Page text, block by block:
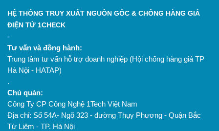
HỆ THỐNG TRUY XUẤT NGUỒN GỐC & CHỐNG HÀNG GIẢ
ĐIỆN TỬ 1CHECK
-
Tư vấn và đồng hành:
Trung tâm tư vấn hỗ trợ doanh nghiệp (Hội chống hàng giả TP
Hà Nội - HATAP)
.
Chủ quản:
Công Ty CP Công Nghệ 1Tech Việt Nam
Địa chỉ: Số 54A- Ngõ 323 - đường Thụy Phương - Quận Bắc
Từ Liêm - TP. Hà Nội